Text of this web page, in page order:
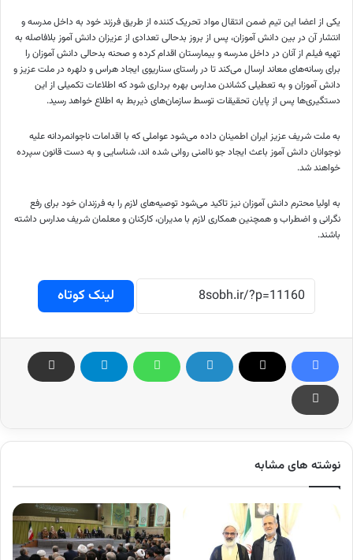
یکی از اعضا این تیم ضمن انتقال مواد تحریک کننده از طریق فرزند خود به داخل مدرسه و
انتشار آن در بین دانش آموزان، پس از بروز بدحالی تعدادی از عزیزان دانش آموز بلافاصله به
تهیه فیلم از آنان در داخل مدرسه و بیمارستان اقدام کرده و صحنه بدحالی دانش آموزان را
برای رسانه‌های معاند ارسال می‌کند تا در راستای سناریوی ایجاد هراس و دلهره در ملت عزیز و
دانش آموزان و به تعطیلی کشاندن مدارس بهره برداری شود که اطلاعات تکمیلی از این
دستگیری‌ها پس از پایان تحقیقات توسط سازمان‌های ذیربط به اطلاع خواهد رسید.
به ملت شریف عزیز ایران اطمینان داده می‌شود عواملی که با اقدامات ناجوانمردانه علیه
نوجوانان دانش آموز باعث ایجاد جو ناامنی روانی شده اند، شناسایی و به دست قانون سپرده
خواهند شد.
به اولیا محترم دانش آموزان نیز تاکید می‌شود توصیه‌های لازم را به فرزندان خود برای رفع
نگرانی و اضطراب و همچنین همکاری لازم با مدیران، کارکنان و معلمان شریف مدارس داشته
باشند.
لینک کوتاه
نوشته های مشابه